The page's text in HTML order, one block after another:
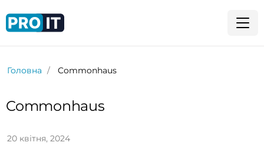
Головна Commonhaus
Commonhaus
20 квітня, 2024